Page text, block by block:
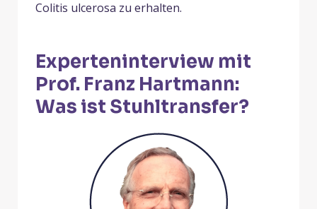
Colitis ulcerosa zu erhalten.
Experteninterview mit
Prof. Franz Hartmann:
Was ist Stuhltransfer?